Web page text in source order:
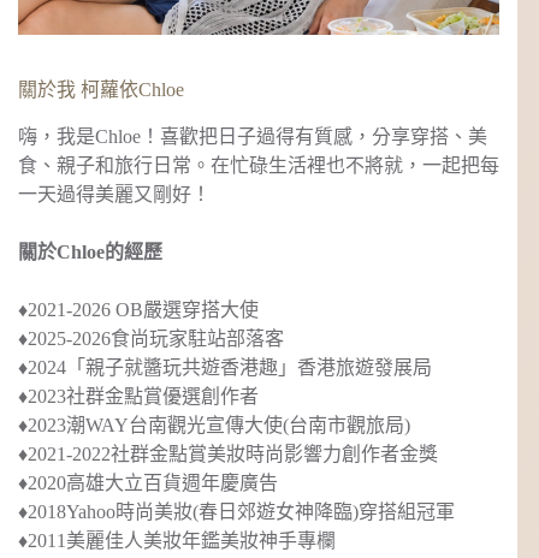
關於我 柯蘿依Chloe
嗨，我是Chloe！喜歡把日子過得有質感，分享穿搭、美
食、親子和旅行日常。在忙碌生活裡也不將就，一起把每
一天過得美麗又剛好！
關於Chloe的經歷
♦︎2021-2026 OB嚴選穿搭大使
♦︎2025-2026食尚玩家駐站部落客
♦︎2024 「親子就醬玩共遊香港趣」 香港旅遊發展局
♦︎2023社群金點賞優選創作者
♦︎2023潮WAY台南觀光宣傳大使(台南市觀旅局)
♦︎2021-2022社群金點賞美妝時尚影響力創作者金獎
♦︎2020高雄大立百貨週年慶廣告
♦︎2018Yahoo時尚美妝(春日郊遊女神降臨)穿搭組冠軍
♦︎2011美麗佳人美妝年鑑美妝神手專欄